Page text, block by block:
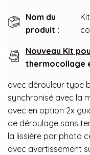
Nom du
produit :
Nouveau Kit
thermocollage
avec dérouleur type
synchronisé avec la
avec en option 2x
de déroulage sans
la lissière par photo
avec avertissement